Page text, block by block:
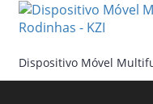
Dispositivo Móvel